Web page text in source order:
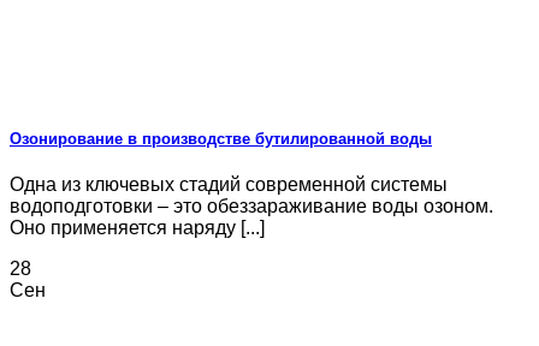
Озонирование в производстве бутилированной воды
Одна из ключевых стадий современной системы
водоподготовки – это обеззараживание воды озоном.
Оно применяется наряду [...]
28
Сен